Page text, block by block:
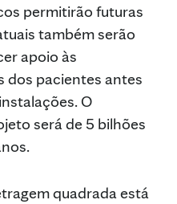
permitirão futuras
também serão
apoio às
dos pacientes antes
O
será de 5 bilhões
quadrada está